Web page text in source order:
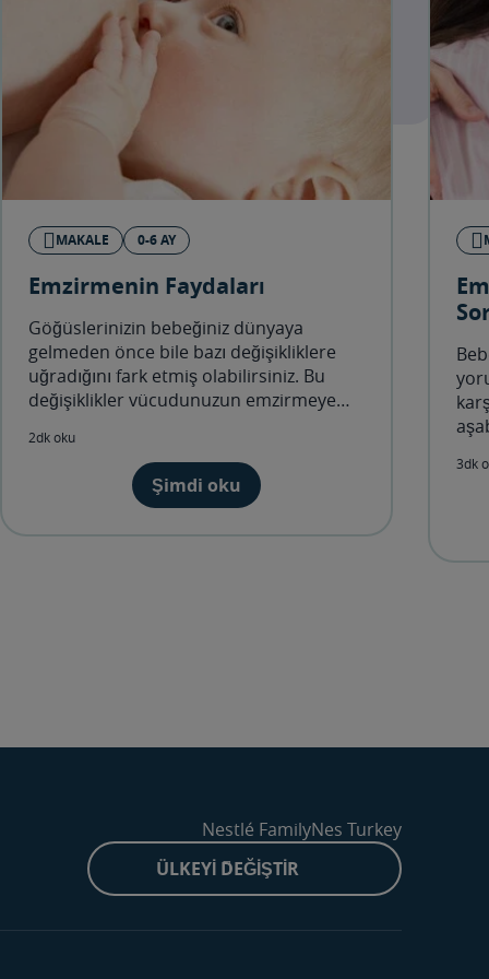
MAKALE 0-6 AY
Emzirmenin Faydaları
Göğüslerinizin bebeğiniz dünyaya
gelmeden önce bile bazı değişikliklere
uğradığını fark etmiş olabilirsiniz. Bu
değişiklikler vücudunuzun emzirmeye
2dk oku
Şimdi oku
3dk
Nestlé FamilyNes Turkey
ÜLKEYI DEĞIŞTIR